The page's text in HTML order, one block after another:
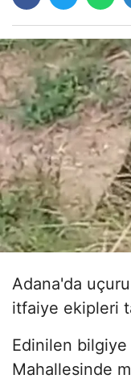
Adana'da
itfaiye ekipleri
Edinilen
Mahallesinde